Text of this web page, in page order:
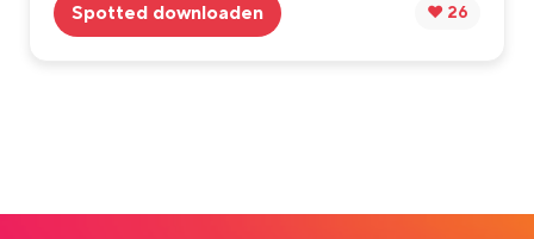
Spotted downloaden ❤️ 26